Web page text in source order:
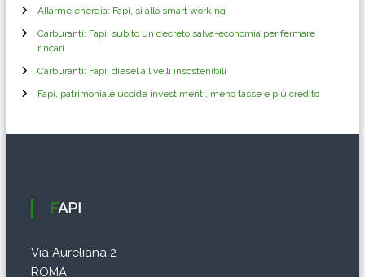
Allarme energia: Fapi, si allo smart working
Carburanti: Fapi, subito un decreto salva-economia per fermare
rincari
Carburanti: Fapi, diesel a livelli insostenibili
Fapi, patrimoniale uccide investimenti, meno tasse e più credito
FAPI
Via Aureliana 2
ROMA